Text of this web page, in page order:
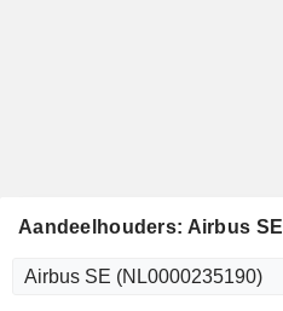
Aandeelhouders: Airbus SE